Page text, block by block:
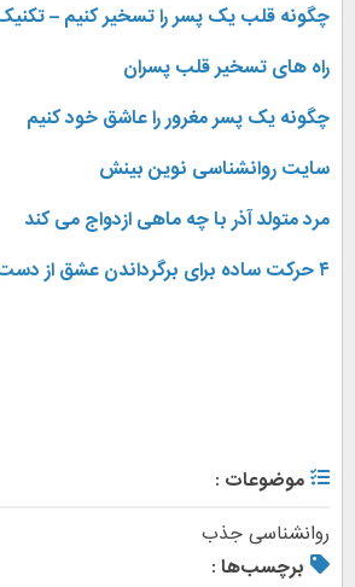
چگونه قلب یک پسر را تسخیر کنیم –
راه های تسخیر قلب پسران
چگونه یک پسر مغرور را عاشق خود کنیم
سایت روانشناسی نوین بینش
مرد متولد آذر با چه ماهی ازدواج می کند
۴حرکت ساده برای برگرداندن عشق از
موضوعات :
روانشناسی جذب
برچسب‌ها :